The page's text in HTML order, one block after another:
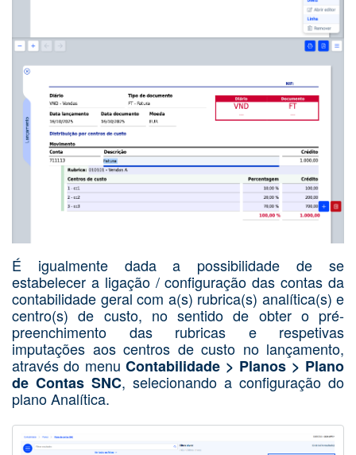
É igualmente dada a possibilidade de se
estabelecer a ligação / configuração das contas da
contabilidade geral com a(s) rubrica(s) analítica(s) e
centro(s) de custo, no sentido de obter o pré-
preenchimento das rubricas e respetivas
imputações aos centros de custo no lançamento,
através do menu Contabilidade > Planos > Plano
de Contas SNC, selecionando a configuração do
plano Analítica.